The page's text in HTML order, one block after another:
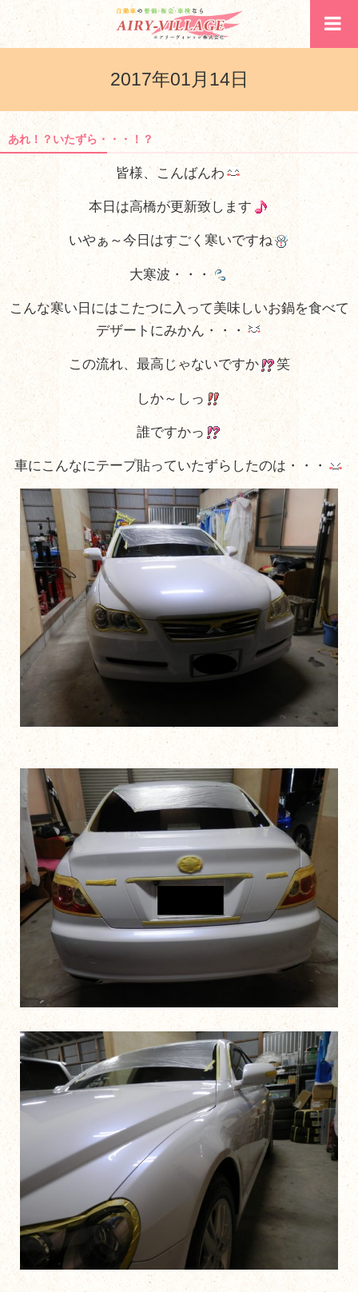
2017年01月14日
あれ！？いたずら・・・！？
皆様、こんばんわ
本日は高橋が更新致します
いやぁ～今日はすごく寒いですね
大寒波・・・
こんな寒い日にはこたつに入って美味しいお鍋を食べて
デザートにみかん・・・
この流れ、最高じゃないですか 笑
しか～しっ
誰ですかっ
車にこんなにテープ貼っていたずらしたのは・・・